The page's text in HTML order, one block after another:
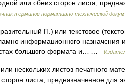
или обеих сторон листа,
терминов нормативно-технической
П.) или текстовое
информационного назначения
большого формата и… …
нескольких листов печатного
листа, предназначенное для